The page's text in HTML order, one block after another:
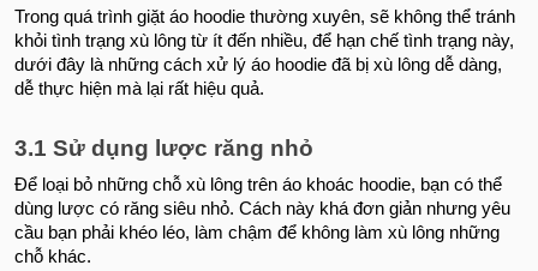
Trong quá trình giặt áo hoodie thường xuyên, sẽ không thể tránh
khỏi tình trạng xù lông từ ít đến nhiều, để hạn chế tình trạng này,
dưới đây là những cách xử lý áo hoodie đã bị xù lông dễ dàng,
dễ thực hiện mà lại rất hiệu quả.
3.1 Sử dụng lược răng nhỏ
Để loại bỏ những chỗ xù lông trên áo khoác hoodie, bạn có thể
dùng lược có răng siêu nhỏ. Cách này khá đơn giản nhưng yêu
cầu bạn phải khéo léo, làm chậm để không làm xù lông những
chỗ khác.